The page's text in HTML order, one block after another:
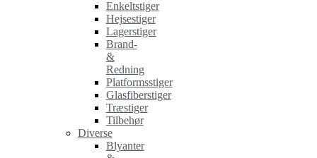
Enkeltstiger
Hejsestiger
Lagerstiger
Brand-
&
Redning
Platformsstiger
Glasfiberstiger
Træstiger
Tilbehør
Diverse
Blyanter